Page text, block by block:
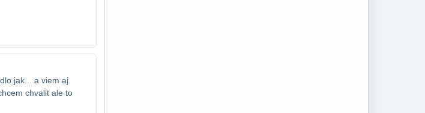
jak​... a viem aj
chvalit ale to